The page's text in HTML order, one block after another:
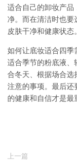
适合自己的卸妆产品
净。而在清洁时也要
皮肤干净和健康状态。
如何让底妆适合四季
适合季节的粉底液、
合冬天、根据场合选
注意的事项。最后还
的健康和自信才是最
上一篇